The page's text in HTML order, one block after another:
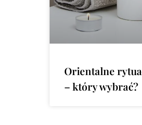
Orientalne
– który wybrać?